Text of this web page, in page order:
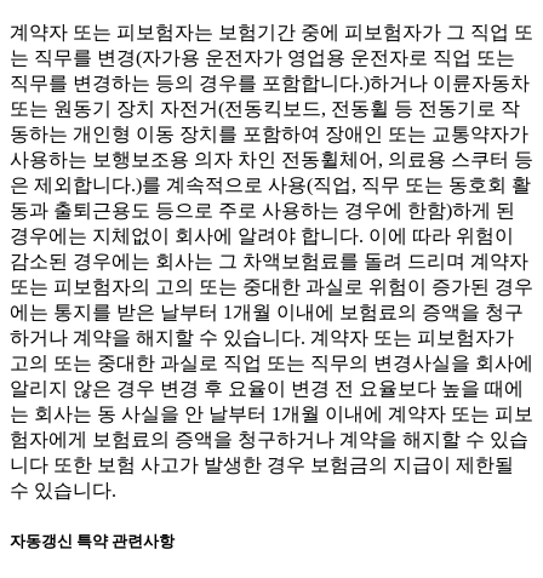
계약자 또는 피보험자는 보험기간 중에 피보험자가 그 직업 또
는 직무를 변경(자가용 운전자가 영업용 운전자로 직업 또는
직무를 변경하는 등의 경우를 포함합니다.)하거나 이륜자동차
또는 원동기 장치 자전거(전동킥보드, 전동휠 등 전동기로 작
동하는 개인형 이동 장치를 포함하여 장애인 또는 교통약자가
사용하는 보행보조용 의자 차인 전동휠체어, 의료용 스쿠터 등
은 제외합니다.)를 계속적으로 사용(직업, 직무 또는 동호회 활
동과 출퇴근용도 등으로 주로 사용하는 경우에 한함)하게 된
경우에는 지체없이 회사에 알려야 합니다. 이에 따라 위험이
감소된 경우에는 회사는 그 차액보험료를 돌려 드리며 계약자
또는 피보험자의 고의 또는 중대한 과실로 위험이 증가된 경우
에는 통지를 받은 날부터 1개월 이내에 보험료의 증액을 청구
하거나 계약을 해지할 수 있습니다. 계약자 또는 피보험자가
고의 또는 중대한 과실로 직업 또는 직무의 변경사실을 회사에
알리지 않은 경우 변경 후 요율이 변경 전 요율보다 높을 때에
는 회사는 동 사실을 안 날부터 1개월 이내에 계약자 또는 피보
험자에게 보험료의 증액을 청구하거나 계약을 해지할 수 있습
니다 또한 보험 사고가 발생한 경우 보험금의 지급이 제한될
수 있습니다.
자동갱신 특약 관련사항